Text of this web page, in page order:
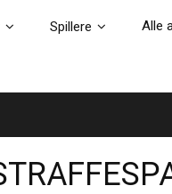
Spillere Alle